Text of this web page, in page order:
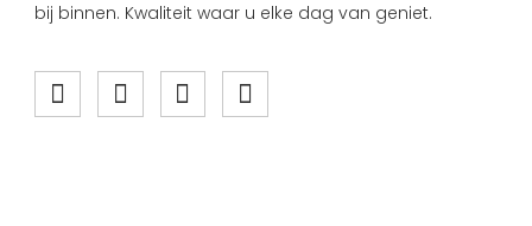
bij binnen. Kwaliteit waar u elke dag van geniet.